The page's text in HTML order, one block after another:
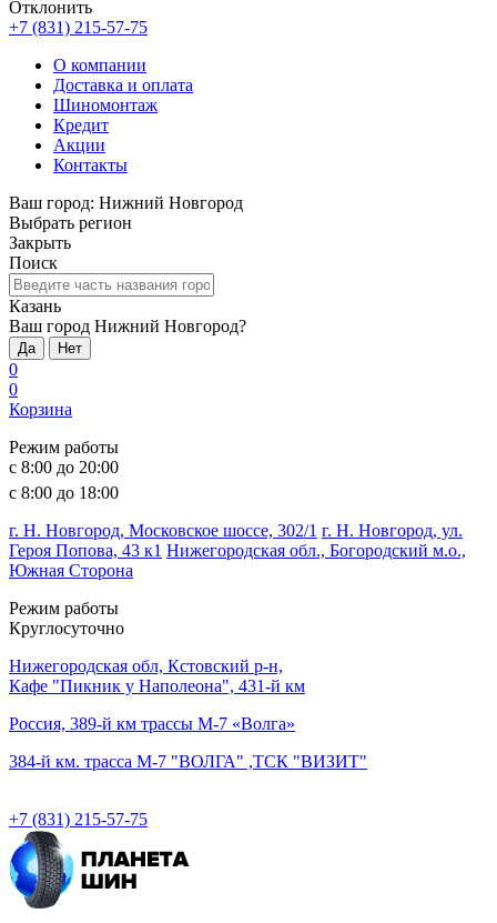
Отклонить
+7 (831) 215-57-75
О компании
Доставка и оплата
Шиномонтаж
Кредит
Акции
Контакты
Ваш город: Нижний Новгород
Выбрать регион
Закрыть
Поиск
Казань
Ваш город Нижний Новгород?
Да Нет
0
0
Корзина
Режим работы
с 8:00 до 20:00
с 8:00 до 18:00
г. Н. Новгород, Московское шоссе, 302/1 г. Н. Новгород, ул.
Героя Попова, 43 к1 Нижегородская обл., Богородский м.о.,
Южная Сторона
Режим работы
Круглосуточно
Нижегородская обл, Кстовский р-н,
Кафе "Пикник у Наполеона", 431-й км
Россия, 389-й км трассы М-7 «Волга»
384-й км. трасса М-7 "ВОЛГА" ,ТСК "ВИЗИТ"
+7 (831) 215-57-75